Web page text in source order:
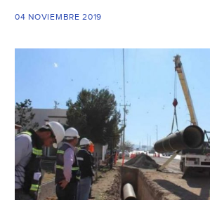
04 NOVIEMBRE 2019